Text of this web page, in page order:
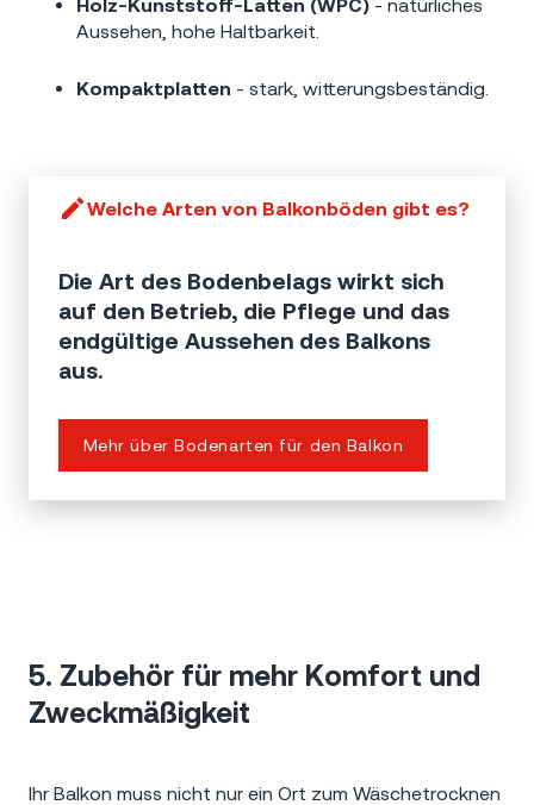
Holz-Kunststoff-Latten (WPC) - natürliches
Aussehen, hohe Haltbarkeit.
Kompaktplatten - stark, witterungsbeständig.
Welche Arten von Balkonböden gibt es?
Die Art des Bodenbelags wirkt sich
auf den Betrieb, die Pflege und das
endgültige Aussehen des Balkons
aus.
Mehr über Bodenarten für den Balkon
5. Zubehör für mehr Komfort und
Zweckmäßigkeit
Ihr Balkon muss nicht nur ein Ort zum Wäschetrocknen